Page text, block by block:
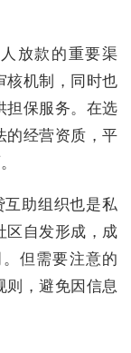
放款的重要渠
核机制，同时也
担保服务。在选
的经营资质，平
助组织也是私
区自发形成，成
但需要注意的
则，避免因信息